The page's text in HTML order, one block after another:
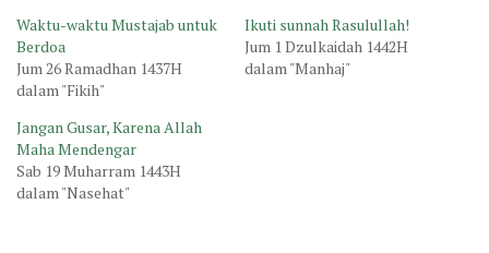
Waktu-waktu Mustajab untuk
Berdoa
Jum 26 Ramadhan 1437H
dalam "Fikih"
Ikuti sunnah Rasulullah!
Jum 1 Dzulkaidah 1442H
dalam "Manhaj"
Jangan Gusar, Karena Allah
Maha Mendengar
Sab 19 Muharram 1443H
dalam "Nasehat"